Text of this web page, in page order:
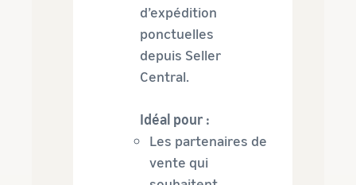
d’expédition
ponctuelles
depuis Seller
Central.
Idéal pour :
Les partenaires de
vente qui